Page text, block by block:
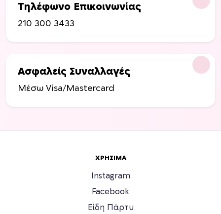
Τηλέφωνο Επικοινωνίας
210 300 3433
Ασφαλείς Συναλλαγές
Μέσω Visa/Mastercard
ΧΡΉΣΙΜΑ
Instagram
Facebook
Είδη Πάρτυ